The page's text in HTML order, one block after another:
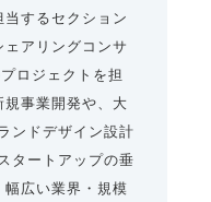
するセクション
アリングコンサ
ロジェクトを担
規事業開発や、大
ンドデザイン設計
タートアップの垂
幅広い業界・規模